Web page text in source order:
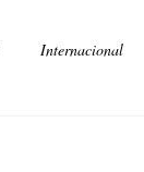
Internacional